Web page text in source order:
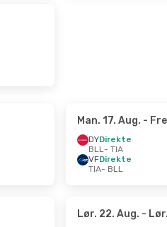
Man. 17. Aug. -
DYDirekte
BLL- TIA
VFDirekte
TIA- BLL
Lør. 22. Aug. -